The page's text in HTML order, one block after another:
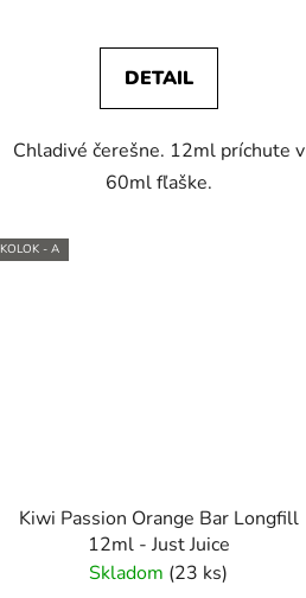
DETAIL
Chladivé čerešne. 12ml príchute v
60ml fľaške.
KOLOK - A
Kiwi Passion Orange Bar Longfill
12ml - Just Juice
Skladom (23 ks)